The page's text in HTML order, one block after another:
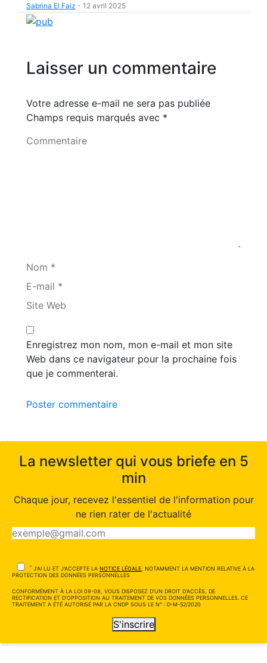
Sabrina El Faiz - 12 avril 2025
Laisser un commentaire
Votre adresse e-mail ne sera pas publiée
Champs requis marqués avec *
Commentaire
Nom *
E-mail *
Site Web
Enregistrez mon nom, mon e-mail et mon site
Web dans ce navigateur pour la prochaine fois
que je commenterai.
Poster commentaire
La newsletter qui vous briefe en 5
min
Chaque jour, recevez l'essentiel de l'information pour
ne rien rater de l'actualité
* J'AI LU ET J'ACCEPTE LA NOTICE LÉGALE , NOTAMMENT LA MENTION RELATIVE À LA
PROTECTION DES DONNÉES PERSONNELLES
CONFORMÉMENT À LA LOI 09-08, VOUS DISPOSEZ D'UN DROIT D'ACCÈS, DE
RECTIFICATION ET D'OPPOSITION AU TRAITEMENT DE VOS DONNÉES PERSONNELLES. CE
TRAITEMENT A ÉTÉ AUTORISÉ PAR LA CNDP SOUS LE N° : D-M-52/2020
S'inscrire